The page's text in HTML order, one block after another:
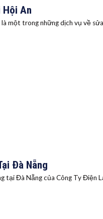
Hội An
một trong những dịch vụ về
Đà Nẵng
tại Đà Nẵng của Công Ty Điện